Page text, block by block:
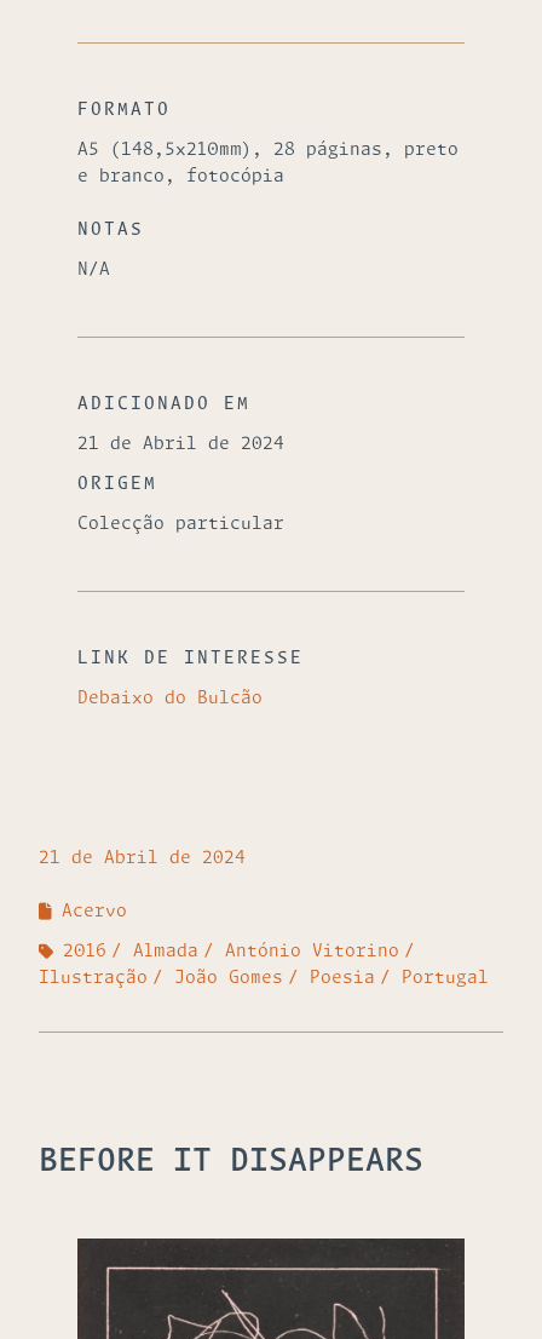
FORMATO
A5 (148,5x210mm), 28 páginas, preto
e branco, fotocópia
NOTAS
N/A
ADICIONADO EM
21 de Abril de 2024
ORIGEM
Colecção particular
LINK DE INTERESSE
Debaixo do Bulcão
21 de Abril de 2024
Acervo
2016 Almada
António Vitorino
Ilustração
João Gomes Poesia Portugal
BEFORE IT DISAPPEARS